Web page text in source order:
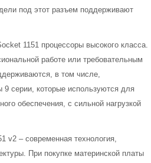
под этот разъем поддерживают
1151 процессоры высокого класса.
работе или требовательным
в том числе,
9 серии, которые используются для
обеспечения, с сильной нагрузкой
v2 – современная технология,
При покупке материнской платы